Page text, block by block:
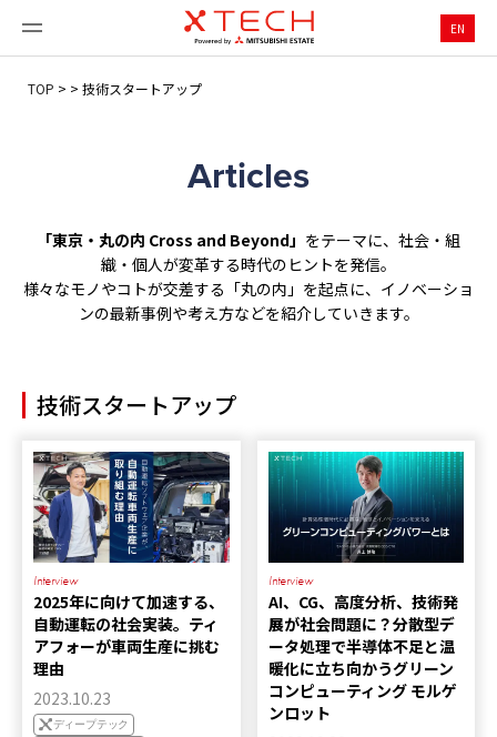
EN
TOP > > 技術スタートアップ
Articles
「東京・丸の内 Cross and Beyond」 をテーマに、社会・組
織・個人が変革する時代のヒントを発信。
様々なモノやコトが交差する「丸の内」を起点に、イノベーショ
ンの最新事例や考え方などを紹介していきます。
技術スタートアップ
Interview
2025年に向けて加速する、
自動運転の社会実装。ティ
アフォーが車両生産に挑む
理由
2023.10.23
ディープテック
Interview
AI、CG、高度分析、技術発
展が社会問題に？分散型デ
ータ処理で半導体不足と温
暖化に立ち向かうグリーン
コンピューティング モルゲ
ンロット